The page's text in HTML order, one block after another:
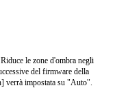
le zone d'ombra negli
del firmware della
verrà impostata su "Auto".